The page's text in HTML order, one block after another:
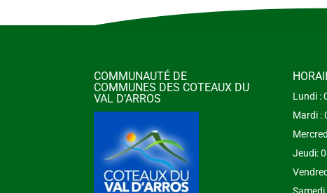
COMMUNAUTÉ DE
COMMUNES DES COTEAUX DU
VAL D’ARROS
Lundi :
Mardi :
Jeudi:
Samedi